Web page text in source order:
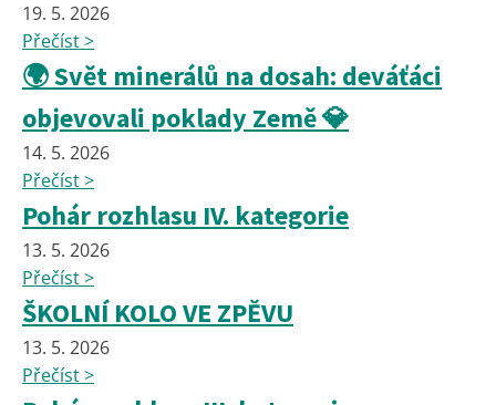
19. 5. 2026
Přečíst >
🌍 Svět minerálů na dosah: deváťáci
objevovali poklady Země 💎
14. 5. 2026
Přečíst >
Pohár rozhlasu IV. kategorie
13. 5. 2026
Přečíst >
ŠKOLNÍ KOLO VE ZPĚVU
13. 5. 2026
Přečíst >